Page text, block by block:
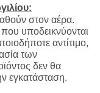
στον αέρα.
υποδεικνύονται
αντίτιμο,
των
δεν θα
εγκατάσταση.